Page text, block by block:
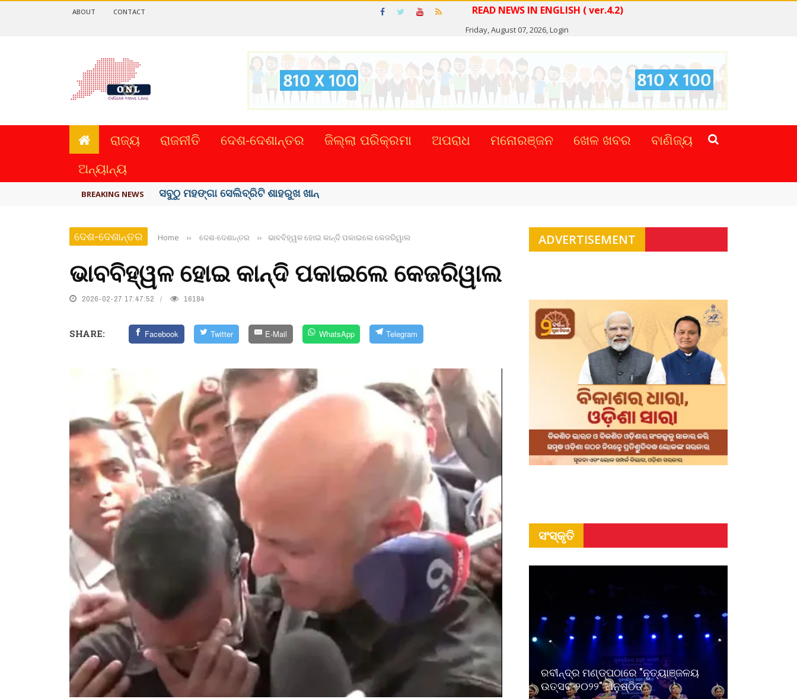
READ NEWS IN ENGLISH ( ver.4.2)
Friday, August 07, 2026,Login
ABOUT CONTACT
ରାଜ୍ୟ ରାଜନୀତି ଦେଶ-ଦେଶାନ୍ତର ଜିଲ୍ଲା ପରିକ୍ରମା ଅପରାଧ ମନୋରଞ୍ଜନ ଖେଳ ଖବର
ବାଣିଜ୍ୟ
ଅନ୍ୟାନ୍ୟ
BREAKING NEWS ବିଏସ୍‌ପିର ବିଧାୟକ ଉମା ଶଙ୍କର ସିଂହଙ୍କ ...
ଦେଶ-ଦେଶାନ୍ତର Home ›› ଦେଶ-ଦେଶାନ୍ତର ›› ଭାବବିହ୍ୱଳ ହୋଇ କାନ୍ଦି ପକାଇଲେ କେଜରିୱାଲ
ଭାବବିହ୍ୱଳ ହୋଇ କାନ୍ଦି ପକାଇଲେ କେଜରିୱାଲ
2026-02-27 17:47:52 16184
SHARE: Facebook Twitter E-Mail WhatsApp Telegram
ADVERTISEMENT
ସଂସ୍କୃତି
ରବୀନ୍ଦ୍ର ମଣ୍ଡପଠାରେ "ନୃତ୍ୟାଞ୍ଜଳୟ
ଉତ୍ସବ-୨୦୨୨" ଅନୁଷ୍ଠିତ